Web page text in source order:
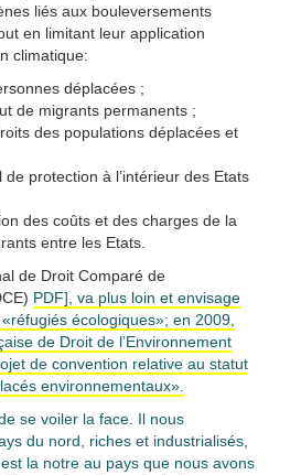
liés aux bouleversements
en limitant leur application
climatique:
déplacées ;
de migrants permanents ;
des populations déplacées et
protection à l’intérieur des Etats
des coûts et des charges de la
entre les Etats.
de Droit Comparé de
PDF], va plus loin et envisage
écologiques»; en 2009,
de Droit de l’Environnement
de convention relative au statut
environnementaux».
se voiler la face. Il nous
du nord, riches et industrialisés,
la notre au pays que nous avons